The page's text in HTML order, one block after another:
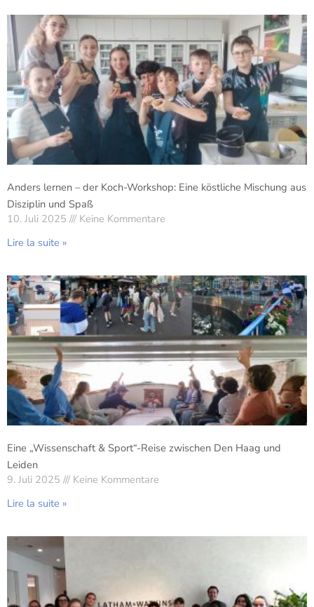
Anders lernen – der Koch-Workshop: Eine köstliche Mischung aus
Disziplin und Spaß
10. Juli 2025
Keine Kommentare
Lire la suite »
Eine „Wissenschaft & Sport“-Reise zwischen Den Haag und
Leiden
9. Juli 2025
Keine Kommentare
Lire la suite »